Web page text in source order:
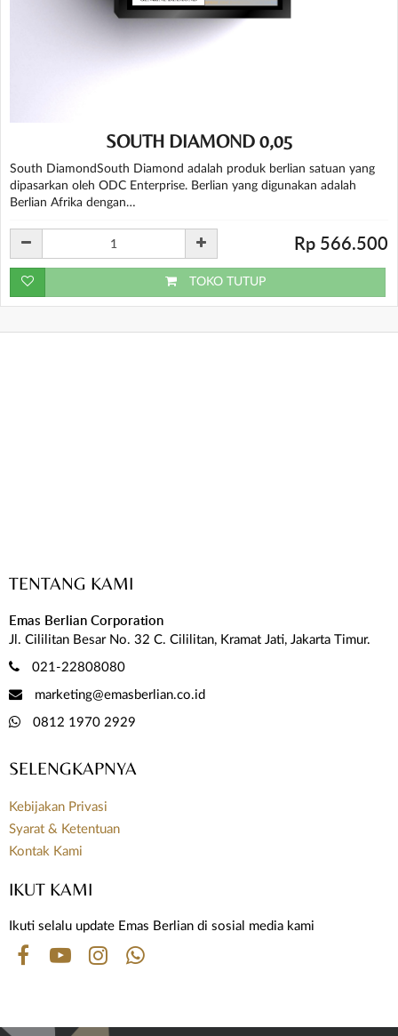
SOUTH DIAMOND 0,05
South DiamondSouth Diamond adalah produk berlian satuan yang
dipasarkan oleh ODC Enterprise. Berlian yang digunakan adalah
Berlian Afrika dengan…
Rp 566.500
TOKO TUTUP
TENTANG KAMI
Emas Berlian Corporation
Jl. Cililitan Besar No. 32 C. Cililitan, Kramat Jati, Jakarta Timur.
021-22808080
marketing@emasberlian.co.id
0812 1970 2929
SELENGKAPNYA
Kebijakan Privasi
Syarat & Ketentuan
Kontak Kami
IKUT KAMI
Ikuti selalu update Emas Berlian di sosial media kami